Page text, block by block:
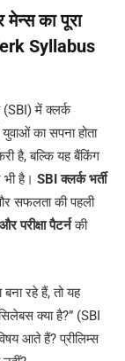
का पूरा
Syllabus
में क्लर्क
का सपना होता
है, बल्कि यह बैंकिंग
है। SBI क्लर्क भर्ती
सफलता की पहली
परीक्षा पैटर्नकी
रहे हैं, तो यह
क्या है?” (SBI
आते हैं? प्रीलिम्स